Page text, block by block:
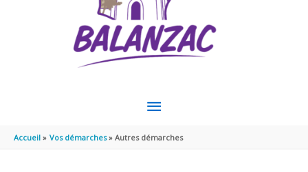
MENU
PRINCIPAL
Accueil Vos démarches Autres démarches